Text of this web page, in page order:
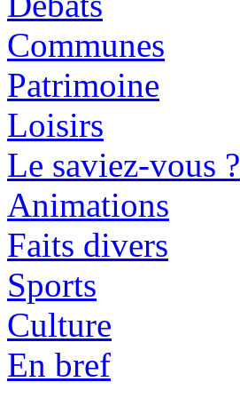
Communes
Patrimoine
Loisirs
Le saviez-vous ?
Animations
Faits divers
Sports
Culture
En bref